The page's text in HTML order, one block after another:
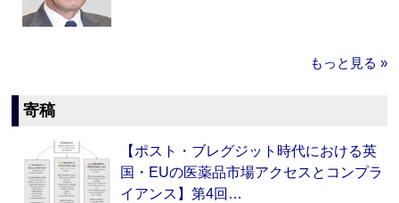
もっと見る »
寄稿
【ポスト・ブレグジット時代における英
国・EUの医薬品市場アクセスとコンプラ
イアンス】第4回…